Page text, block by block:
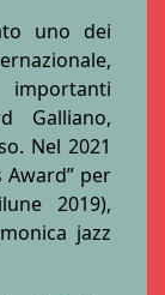
uno dei
Galliano,
Nel 2021
per
2019),
jazz